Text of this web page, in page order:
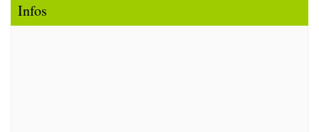
Infos